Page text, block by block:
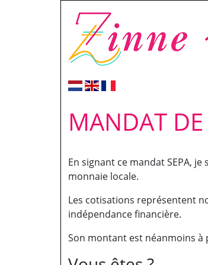
MANDAT DE
En signant ce mandat SEPA,
monnaie locale.
Les cotisations représentent
indépendance financière.
Son montant est néanmoins à